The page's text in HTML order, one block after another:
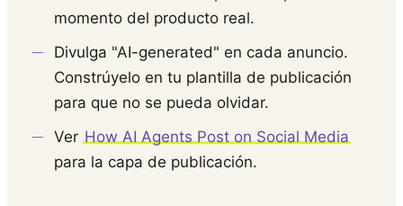
momento del producto real.
Divulga "AI-generated" en cada anuncio.
Constrúyelo en tu plantilla de publicación
para que no se pueda olvidar.
Ver How AI Agents Post on Social Media
para la capa de publicación.